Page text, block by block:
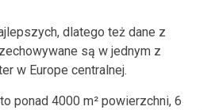
dlatego też dane z
są w jednym z
w Europe centralnej.
ponad 4000 m² powierzchni, 6